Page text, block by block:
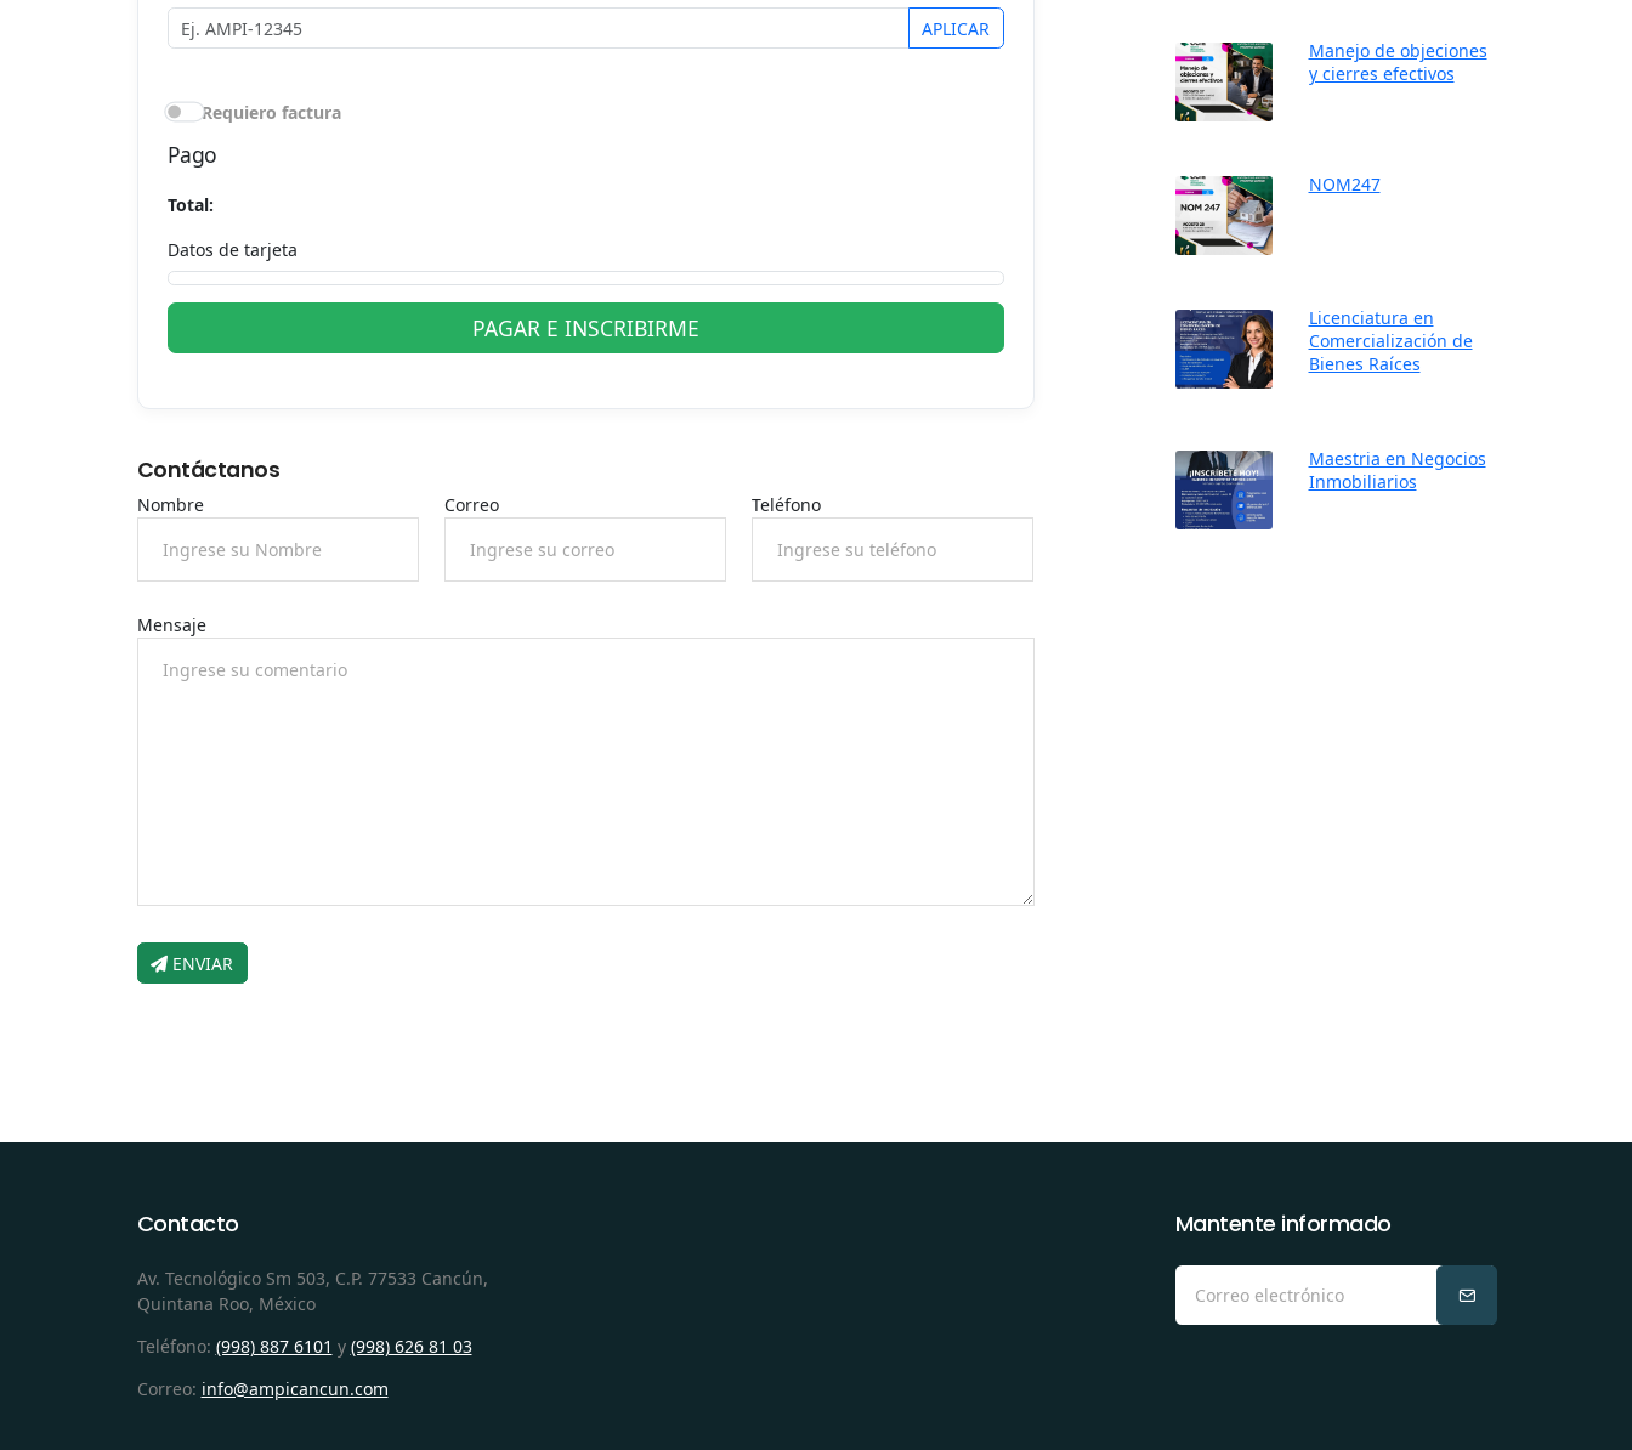
APLICAR
Requiero factura
Pago
Total:
Datos de tarjeta
PAGAR E INSCRIBIRME
Contáctanos
Nombre Correo Teléfono
Mensaje
ENVIAR
Manejo de objeciones
y cierres efectivos
NOM247
Licenciatura en
Comercialización de
Bienes Raíces
Maestria en Negocios
Inmobiliarios
Contacto
Av. Tecnológico Sm 503, C.P. 77533 Cancún,
Quintana Roo, México
Teléfono: (998) 887 6101 y (998) 626 81 03
Correo: info@ampicancun.com
Mantente informado